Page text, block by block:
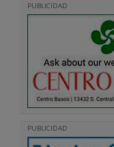
PUBLICIDAD
PUBLICIDAD